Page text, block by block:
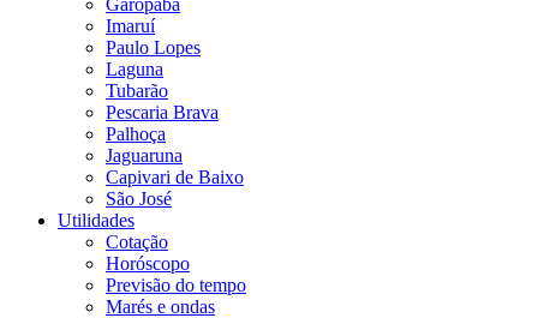
Imaruí
Paulo Lopes
Laguna
Tubarão
Pescaria Brava
Palhoça
Jaguaruna
Capivari de Baixo
São José
Utilidades
Cotação
Horóscopo
Previsão do tempo
Marés e ondas